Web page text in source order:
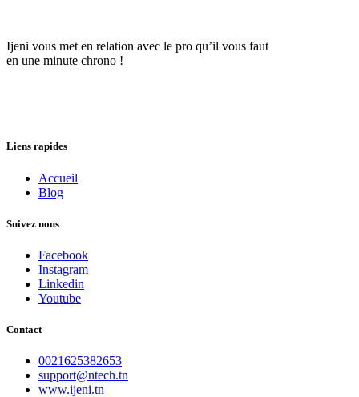
Ijeni vous met en relation avec le pro qu’il vous faut
en une minute chrono !
Liens rapides
Accueil
Blog
Suivez nous
Facebook
Instagram
Linkedin
Youtube
Contact
0021625382653
support@ntech.tn
www.ijeni.tn